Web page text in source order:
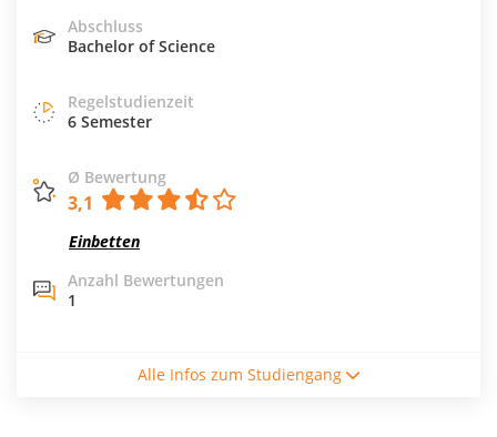
Abschluss
Bachelor of Science
Regelstudienzeit
6 Semester
Ø Bewertung
3,1
Einbetten
Anzahl Bewertungen
1
Alle Infos zum Studiengang